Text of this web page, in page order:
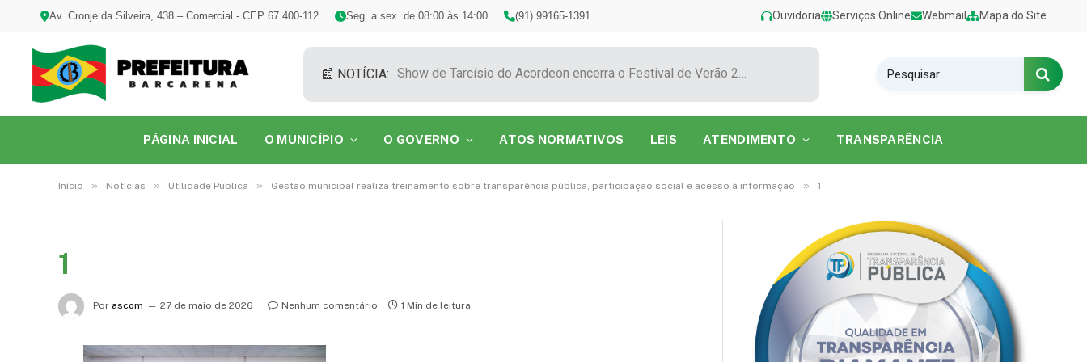
Av. Cronje da Silveira, 438 – Comercial - CEP 67.400-112 Seg. a sex. de 08:00 às 14:00 (91) 99165-1391 Ouvidoria Serviços Online Webmail Mapa do Site
📰 NOTÍCIA: Show de Tarcísio do Acordeon encerra o Festival de Verão 2026 na Praia do Caripi
PÁGINA INICIAL O MUNICÍPIO O GOVERNO ATOS NORMATIVOS LEIS ATENDIMENTO TRANSPARÊNCIA
Início » Notícias » Utilidade Pública » Gestão municipal realiza treinamento sobre transparência pública, participação social e acesso à informação » 1
1
Por ascom 27 de maio de 2026 Nenhum comentário 1 Min de leitura